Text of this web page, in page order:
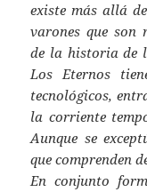
existe más allá
varones que son
de la historia de
Los Eternos
tecnológicos,
la corriente
Aunque se
que comprenden
En conjunto